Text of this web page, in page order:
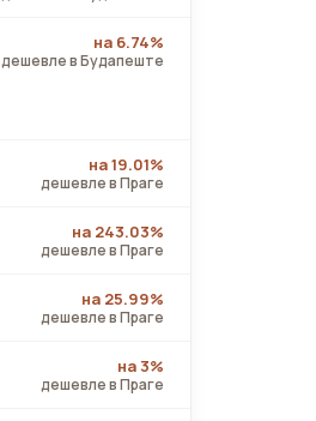
на 6.74%
дешевле в Будапеште
на 19.01%
дешевле в Праге
на 243.03%
дешевле в Праге
на 25.99%
дешевле в Праге
на 3%
дешевле в Праге